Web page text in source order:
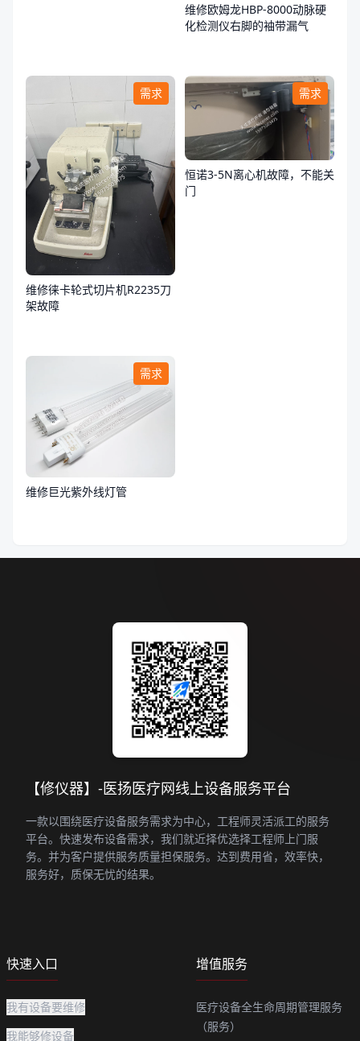
维修欧姆龙HBP-8000动脉硬
化检测仪右脚的袖带漏气
需求
维修徕卡轮式切片机R2235刀
架故障
需求
恒诺3-5N离心机故障，不能关
门
需求
维修巨光紫外线灯管
【修仪器】-医扬医疗网线上设备服务平台
一款以围绕医疗设备服务需求为中心，工程师灵活派工的服务
平台。快速发布设备需求，我们就近择优选择工程师上门服
务。并为客户提供服务质量担保服务。达到费用省，效率快，
服务好，质保无忧的结果。
快速入口
我有设备要维修
我能够修设备
增值服务
医疗设备全生命周期管理服务
（服务）